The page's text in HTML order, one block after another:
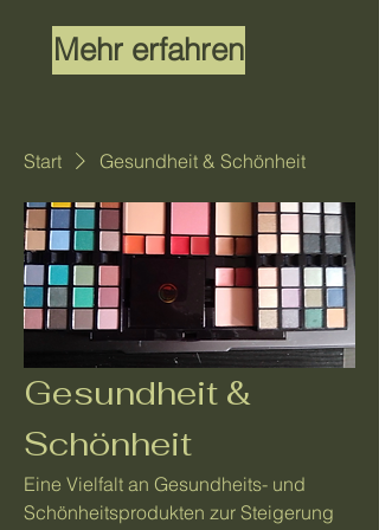
Mehr erfahren
Start Gesundheit & Schönheit
Gesundheit &
Schönheit
Eine Vielfalt an Gesundheits- und
Schönheitsprodukten zur Steigerung